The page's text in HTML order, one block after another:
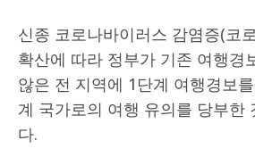
신종 코로나바이러스 감염증(코
확산에 따라 정부가 기존 여행경
않은 전 지역에 1단계 여행경보
계 국가로의 여행 유의를 당부한
다.